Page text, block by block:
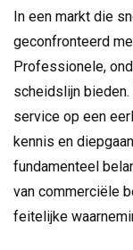
In een markt die
geconfronteerd
Professionele,
scheidslijn
service op een
kennis en
fundamenteel
van commerciële
feitelijke